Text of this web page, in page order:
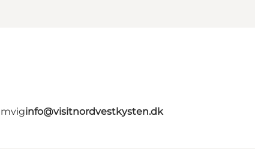
info@visitnordvestkysten.dk